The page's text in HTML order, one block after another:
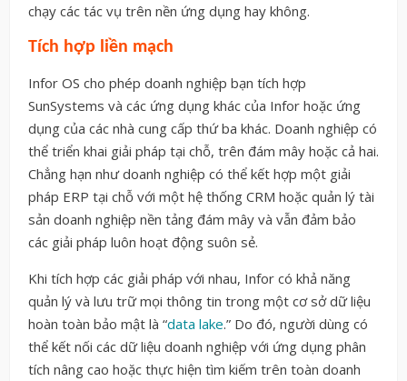
chạy các tác vụ trên nền ứng dụng hay không.
Tích hợp liền mạch
Infor OS cho phép doanh nghiệp bạn tích hợp
SunSystems và các ứng dụng khác của Infor hoặc ứng
dụng của các nhà cung cấp thứ ba khác. Doanh nghiệp có
thể triển khai giải pháp tại chỗ, trên đám mây hoặc cả hai.
Chẳng hạn như doanh nghiệp có thể kết hợp một giải
pháp ERP tại chỗ với một hệ thống CRM hoặc quản lý tài
sản doanh nghiệp nền tảng đám mây và vẫn đảm bảo
các giải pháp luôn hoạt động suôn sẻ.
Khi tích hợp các giải pháp với nhau, Infor có khả năng
quản lý và lưu trữ mọi thông tin trong một cơ sở dữ liệu
hoàn toàn bảo mật là “data lake.” Do đó, người dùng có
thể kết nối các dữ liệu doanh nghiệp với ứng dụng phân
tích nâng cao hoặc thực hiện tìm kiếm trên toàn doanh